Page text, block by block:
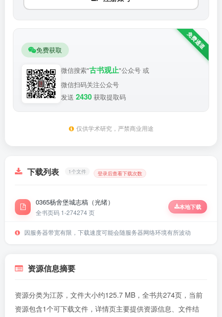
免费获取
微信搜索"古书观止"公众号 或
微信扫码关注公众号
发送 2430 获取提取码
仅供学术研究，严禁商业用途
下载列表 1个文件 登录后查看下载次数
0365杨舍堡城志稿（光绪）
全书页码 1-274274 页
本地下载
因服务器带宽有限，下载速度可能会随服务器网络环境有所波动
资源信息摘要
资源分类为江苏，文件大小约125.7 MB，全书共274页，当前
资源包含1个可下载文件，详情页主要提供资源信息、文件结